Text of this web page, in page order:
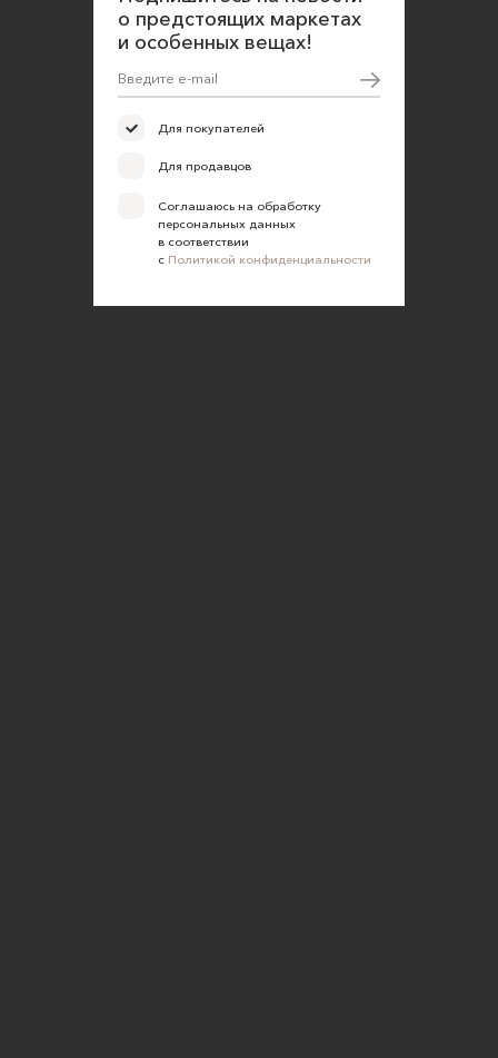
Согласие на обработку персональных данных
о предстоящих маркетах
и особенных вещах!
Для покупателей
Для продавцов
Соглашаюсь на обработку
персональных данных
в соответствии
с Политикой конфиденциальности